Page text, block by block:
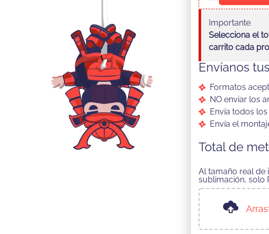
Importante
Selecciona el
carrito cada
Envíanos
Formatos
NO enviar los
Envía todos
Envía el
Total de
Al tamaño real de
sublimación, solo